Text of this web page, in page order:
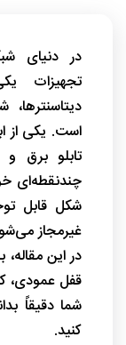
در دنیای
تجهیزات
است. یکی از
تابلو برق
چندنقطه‌ای
شکل قابل
غیرمجاز
در این
قفل عمودی،
شما دقیقاً
کنید.